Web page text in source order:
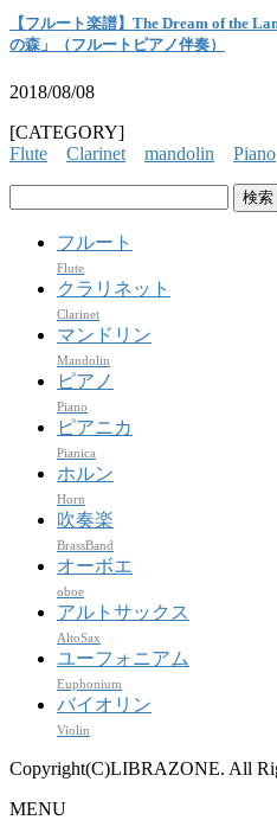
【フルート楽譜】The Dream of the
の森」（フルートピアノ伴奏）
2018/08/08
[CATEGORY]
Flute
Clarinet mandolin Piano
フルート
Flute
クラリネット
Clarinet
マンドリン
Mandolin
ピアノ
Piano
ピアニカ
Pianica
ホルン
Horn
吹奏楽
BrassBand
オーボエ
oboe
アルトサックス
AltoSax
ユーフォニアム
Euphonium
バイオリン
Violin
Copyright(C)LIBRAZONE. All
MENU